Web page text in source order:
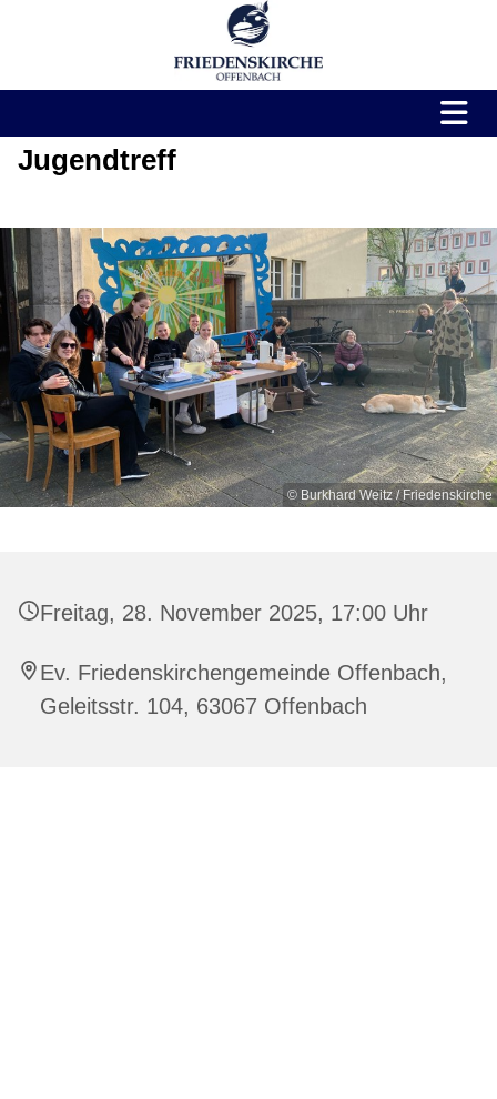
Jugendtreff
© Burkhard Weitz / Friedenskirche
Freitag, 28. November 2025, 17:00 Uhr
Ev. Friedenskirchengemeinde Offenbach,
Geleitsstr. 104, 63067 Offenbach